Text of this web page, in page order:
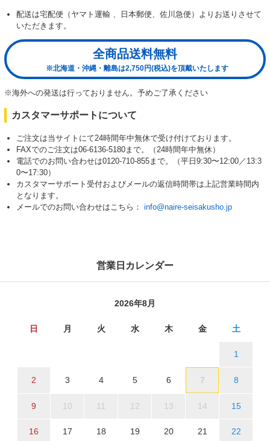
配送は宅配便（ヤマト運輸 、日本郵便、佐川急便）よりお送りさせて
いただきます。
全商品送料無料
※北海道・沖縄・離島は2,750円(税込)を頂戴いたします
※海外への発送は行っておりません。予めご了承ください
カスタマーサポートについて
ご注文は当サイトにて24時間年中無休で受け付けております。
FAXでのご注文は06-6136-5180まで。（24時間年中無休）
電話でのお問い合わせは0120-710-855まで。（平日9:30〜12:00／13:3
0〜17:30）
カスタマーサポート受付およびメールの返信時間帯は上記営業時間内
となります。
メールでのお問い合わせはこちら： info@naire-seisakusho.jp
営業日カレンダー
2026年8月
日 月 火 水 木 金 土
1
2 3 4 5 6 7 8
9 10 11 12 13 14 15
16 17 18 19 20 21 22